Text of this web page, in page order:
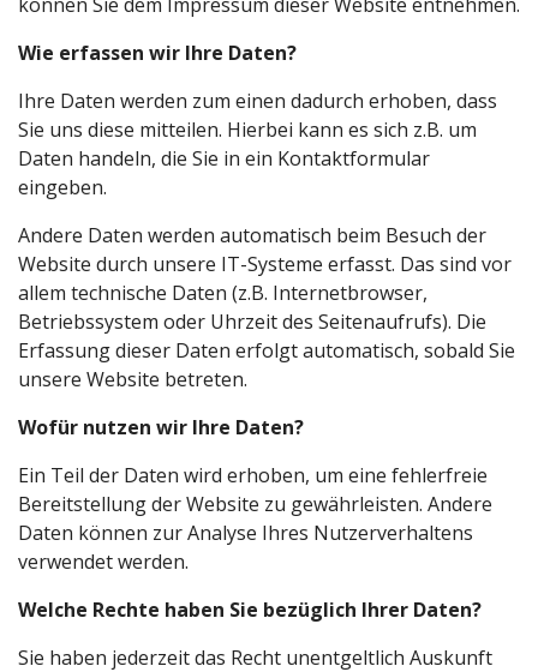
Wie erfassen wir Ihre Daten?
Ihre Daten werden zum einen dadurch erhoben, dass
Sie uns diese mitteilen. Hierbei kann es sich z.B. um
Daten handeln, die Sie in ein Kontaktformular
eingeben.
Andere Daten werden automatisch beim Besuch der
Website durch unsere IT-Systeme erfasst. Das sind vor
allem technische Daten (z.B. Internetbrowser,
Betriebssystem oder Uhrzeit des Seitenaufrufs). Die
Erfassung dieser Daten erfolgt automatisch, sobald Sie
unsere Website betreten.
Wofür nutzen wir Ihre Daten?
Ein Teil der Daten wird erhoben, um eine fehlerfreie
Bereitstellung der Website zu gewährleisten. Andere
Daten können zur Analyse Ihres Nutzerverhaltens
verwendet werden.
Welche Rechte haben Sie bezüglich Ihrer Daten?
Sie haben jederzeit das Recht unentgeltlich Auskunft